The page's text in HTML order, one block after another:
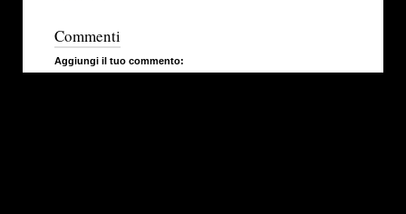
Commenti
Aggiungi il tuo commento: